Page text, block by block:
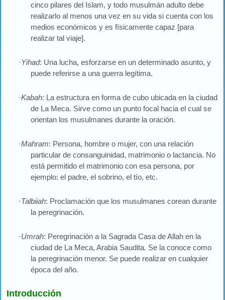
cinco pilares del Islam, y todo musulmán adulto debe
realizarlo al menos una vez en su vida si cuenta con los
medios económicos y es físicamente capaz [para
realizar tal viaje].
·Yihad: Una lucha, esforzarse en un determinado asunto, y
puede referirse a una guerra legítima.
·Kabah: La estructura en forma de cubo ubicada en la ciudad
de La Meca. Sirve como un punto focal hacia el cual se
orientan los musulmanes durante la oración.
·Mahram: Persona, hombre o mujer, con una relación
particular de consanguinidad, matrimonio o lactancia. No
está permitido el matrimonio con esa persona, por
ejemplo: el padre, el sobrino, el tío, etc.
·Talbiiah: Proclamación que los musulmanes corean durante
la peregrinación.
·Umrah: Peregrinación a la Sagrada Casa de Allah en la
ciudad de La Meca, Arabia Saudita. Se la conoce como
la peregrinación menor. Se puede realizar en cualquier
época del año.
Introducción